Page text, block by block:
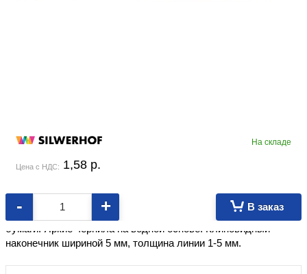
На складе
Цена с НДС: 1,58 p.
- + В заказ
Корпус плоский, колпачок с клипом. Маркер для всех видов
бумаги. Яркие чернила на водной основе. Клиновидный
наконечник шириной 5 мм, толщина линии 1-5 мм.